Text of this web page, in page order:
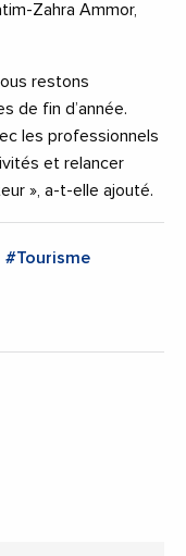
Zahra Ammor,
restons
de fin d’année.
les professionnels
et relancer
», a-t-elle ajouté.
#Tourisme